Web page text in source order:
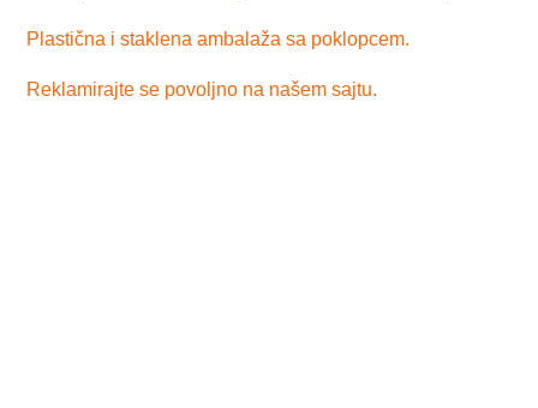
Plastična i staklena ambalaža sa poklopcem.
Reklamirajte se povoljno na našem sajtu.